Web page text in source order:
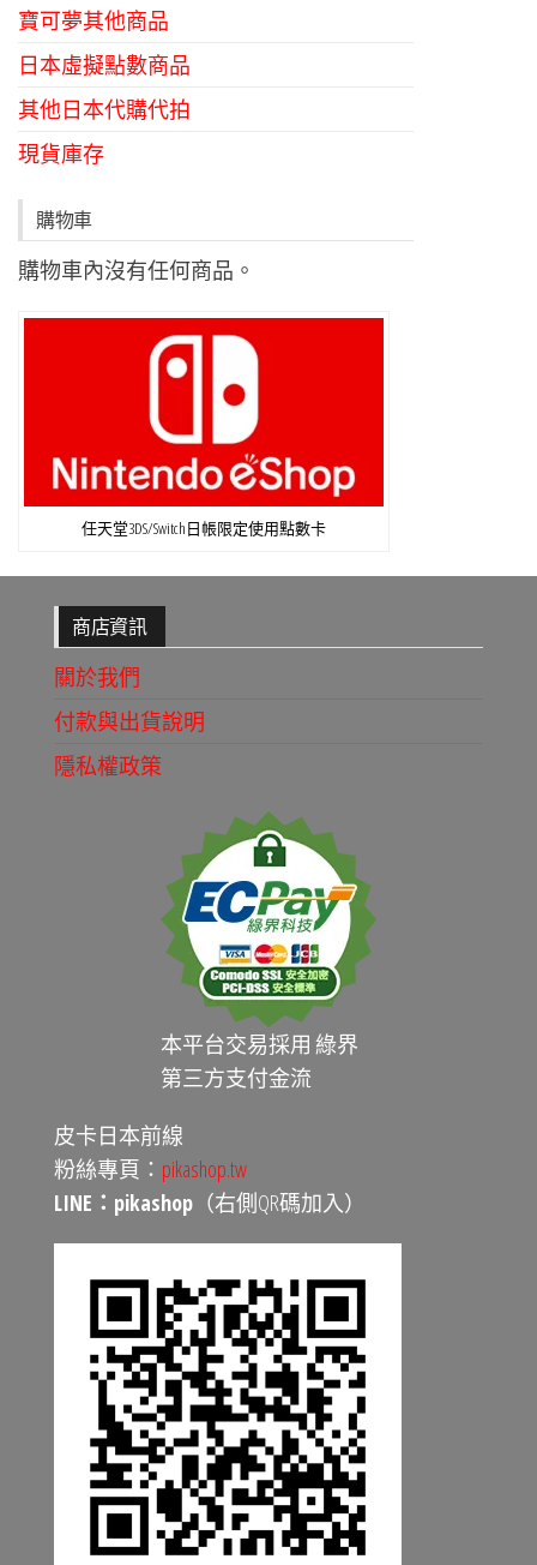
寶可夢其他商品
日本虛擬點數商品
其他日本代購代拍
現貨庫存
購物車
購物車內沒有任何商品。
任天堂3DS/Switch日帳限定使用點數卡
商店資訊
關於我們
付款與出貨說明
隱私權政策
本平台交易採用 綠界
第三方支付金流
皮卡日本前線
粉絲專頁： pikashop.tw
LINE：pikashop （右側QR碼加入）